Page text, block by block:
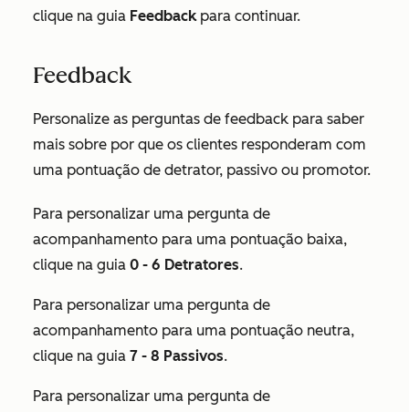
clique na guia Feedbackpara continuar.
Feedback
Personalize as perguntas de feedback para saber
mais sobre por que os clientes responderam com
uma pontuação de detrator, passivo ou promotor.
Para personalizar uma pergunta de
acompanhamento para uma pontuação baixa,
clique na guia 0 - 6 Detratores.
Para personalizar uma pergunta de
acompanhamento para uma pontuação neutra,
clique na guia 7 - 8 Passivos.
Para personalizar uma pergunta de